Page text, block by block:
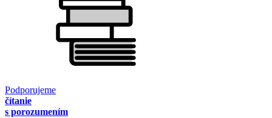
Podporujeme
čítanie
s porozumením